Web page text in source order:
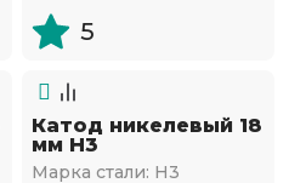
5
Катод никелевый 18
мм Н3
Марка стали: Н3